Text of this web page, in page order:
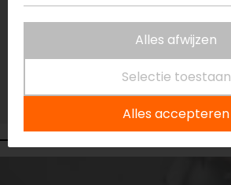
Vestiging EindhovenAlles afwijzen
Selectie toestaan
Alles accepteren